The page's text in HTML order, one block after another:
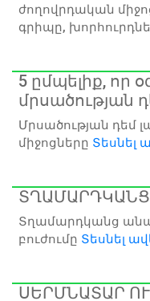
ժողովրդական
գրիպը,
5 ըմպելիք, որ
մրսածության
Մրսածության դեմ
միջոցները Տեսնել
Տղամարդկանց
բուժումը Տեսնել
ՍԵՐՄՆԱՏԱՐ